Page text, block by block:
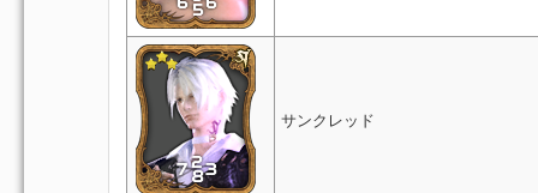
サンクレッド